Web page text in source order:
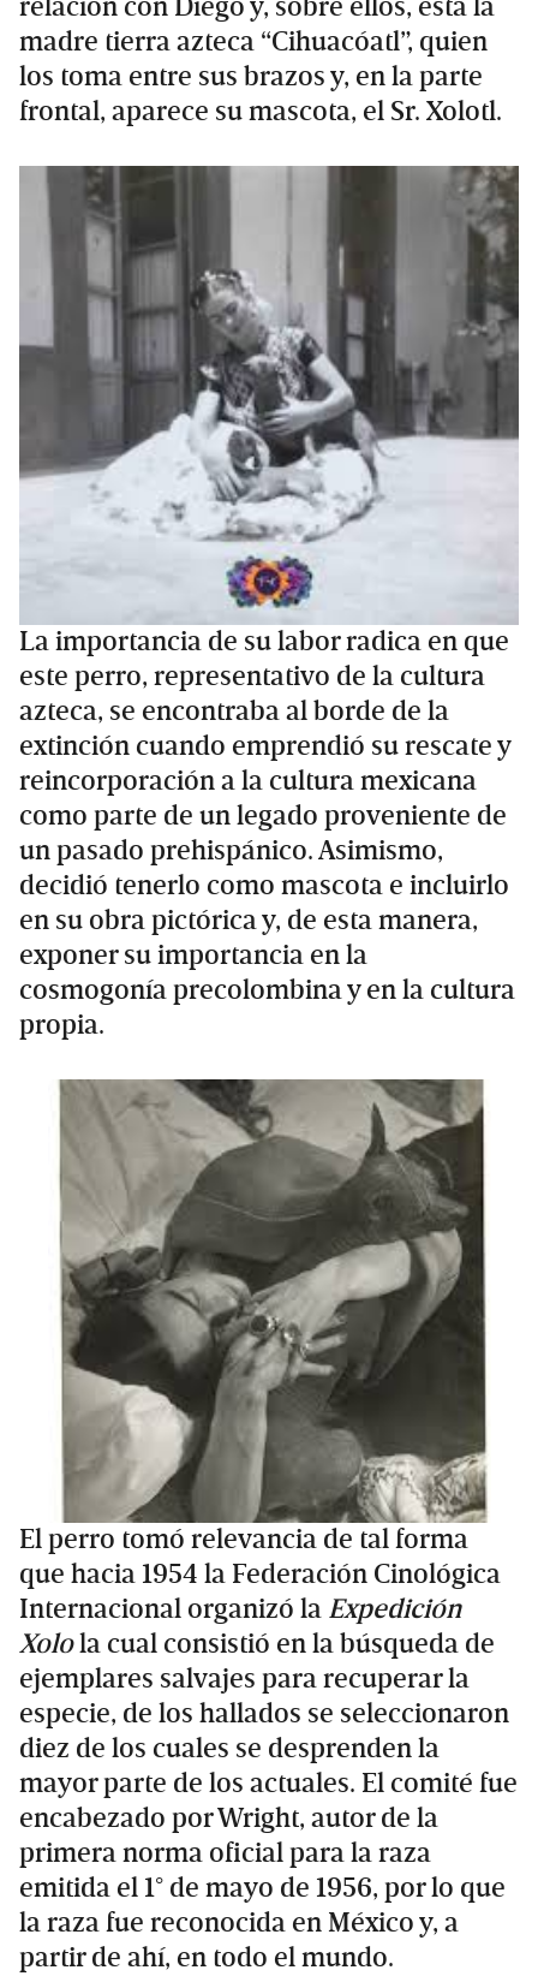
relación con Diego y, sobre ellos, está la
madre tierra azteca “Cihuacóatl”, quien
los toma entre sus brazos y, en la parte
frontal, aparece su mascota, el Sr. Xolotl.
La importancia de su labor radica en que
este perro, representativo de la cultura
azteca, se encontraba al borde de la
extinción cuando emprendió su rescate y
reincorporación a la cultura mexicana
como parte de un legado proveniente de
un pasado prehispánico. Asimismo,
decidió tenerlo como mascota e incluirlo
en su obra pictórica y, de esta manera,
exponer su importancia en la
cosmogonía precolombina y en la cultura
propia.
El perro tomó relevancia de tal forma
que hacia 1954 la Federación Cinológica
Internacional organizó la Expedición
Xolola cual consistió en la búsqueda de
ejemplares salvajes para recuperar la
especie, de los hallados se seleccionaron
diez de los cuales se desprenden la
mayor parte de los actuales. El comité fue
encabezado por Wright, autor de la
primera norma oficial para la raza
emitida el 1° de mayo de 1956, por lo que
la raza fue reconocida en México y, a
partir de ahí, en todo el mundo.